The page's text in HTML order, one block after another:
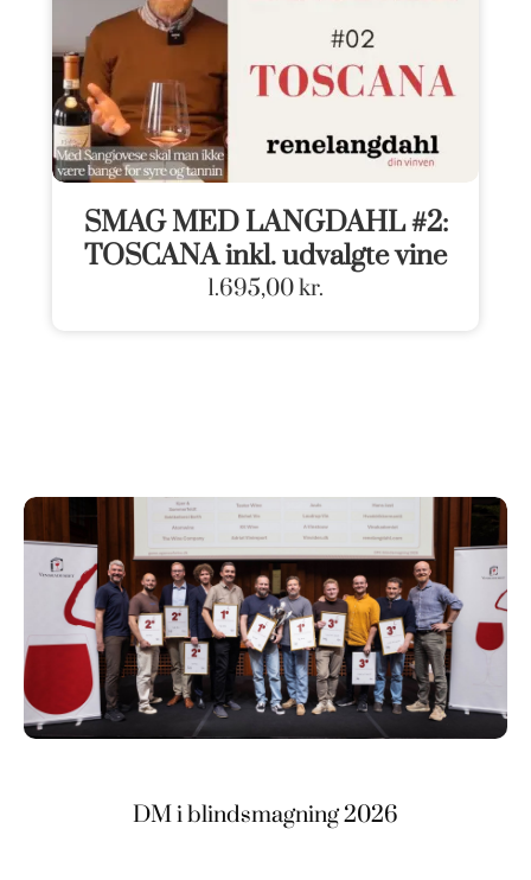
SMAG MED LANGDAHL #2:
TOSCANA inkl. udvalgte vine
1.695,00kr.
DM i blindsmagning 2026